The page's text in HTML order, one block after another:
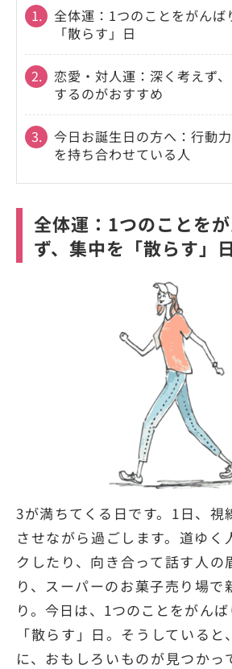
1.
全体運：1つのことをがんば
「散らす」日
2.
恋愛・対人運：深く考えず
するのがおすすめ
3.
今日お誕生日の方へ：行動
を持ち合わせている人
全体運：1つのことを
ず、集中を「散らす」日
3が満ちてくる日です。1日、視
させながら過ごします。道ゆく
クしたり、向き合って話す人の
り、スーパーのお菓子売り場で
り。今日は、1つのことをがん
「散らす」日。そうしている
に、おもしろいものが見つかっ